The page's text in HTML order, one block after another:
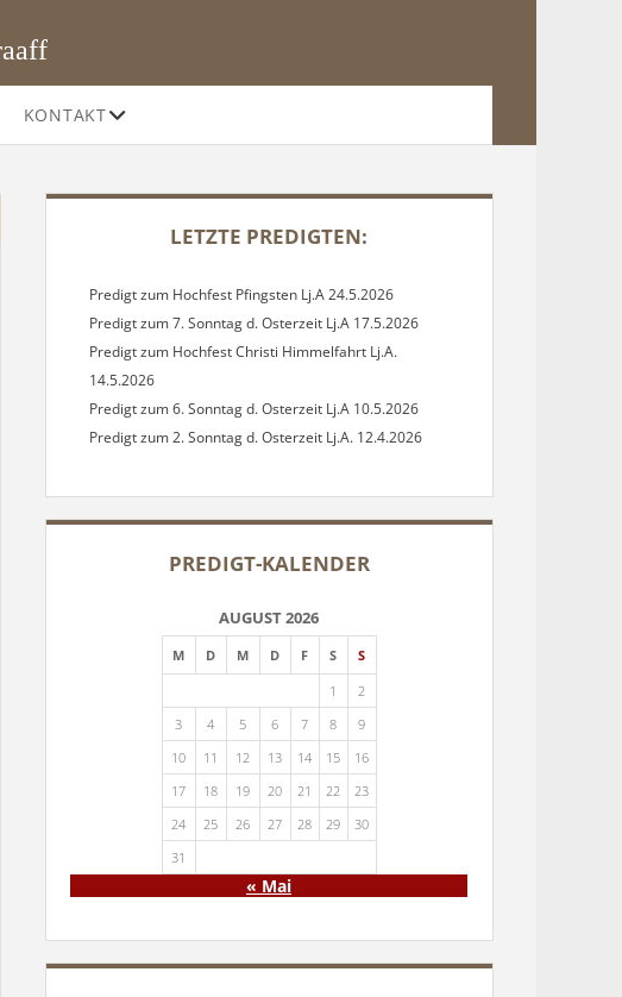
KONTAKTOffene
SIDEBAR
LETZTE PREDIGTEN:
Predigt zum Hochfest Pfingsten Lj.A 24.5.2026
Predigt zum 7. Sonntag d. Osterzeit Lj.A 17.5.2026
Predigt zum Hochfest Christi Himmelfahrt Lj.A.
14.5.2026
Predigt zum 6. Sonntag d. Osterzeit Lj.A 10.5.2026
Predigt zum 2. Sonntag d. Osterzeit Lj.A. 12.4.2026
PREDIGT-KALENDER
AUGUST 2026
M D M D F S
S
1
2
3
4 5 6 7 8
9
10
11 12 13 14 15
16
17
18 19 20 21 22
23
24
25 26 27 28 29
30
31
« Mai